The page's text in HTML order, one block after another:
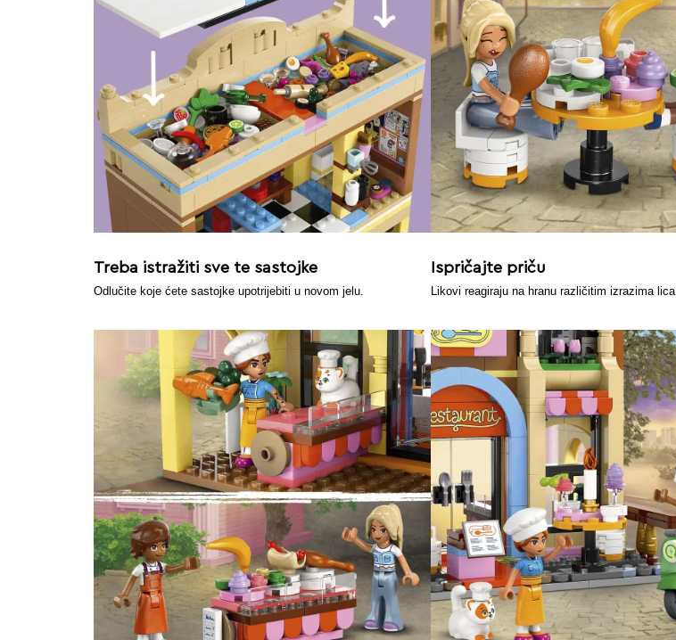
Treba istražiti sve te sastojke
Odlučite koje ćete sastojke upotrijebiti u novom jelu.
Ispričajte priču
Likovi reagiraju na hranu različitim izrazima lica.